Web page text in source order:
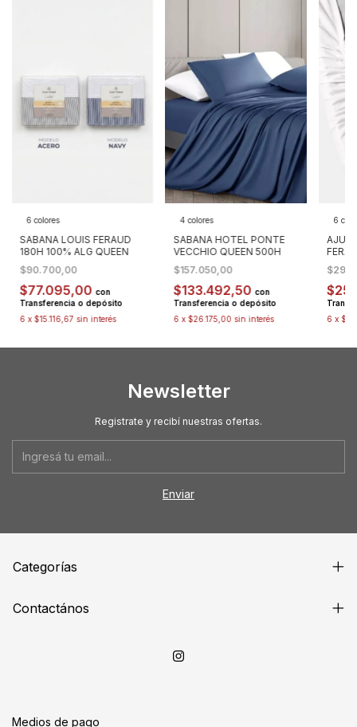
6 colores
SABANA LOUIS FERAUD
180H 100% ALG QUEEN
$90.700,00
$77.095,00 con
Transferencia o depósito
6 x $15.116,67 sin interés
4 colores
SABANA HOTEL PONTE
VECCHIO QUEEN 500H
$157.050,00
$133.492,50 con
Transferencia o depósito
6 x $26.175,00 sin interés
6
6 x
Newsletter
Registrate y recibí nuestras ofertas.
Categorías
Contactános
Medios de pago